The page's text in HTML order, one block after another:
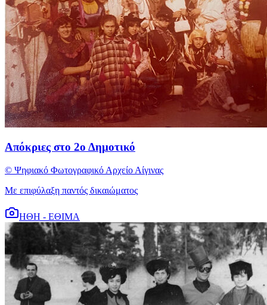
Απόκριες στο 2ο Δημοτικό
© Ψηφιακό Φωτογραφικό Αρχείο Αίγινας
Με επιφύλαξη παντός δικαιώματος
ΗΘΗ - ΕΘΙΜΑ